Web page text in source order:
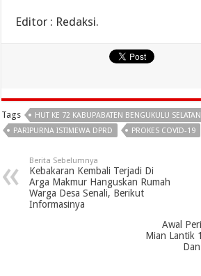
Editor : Redaksi.
Tags
HUT KE 72 KABUPABATEN BENGUKULU SELATAN
PARIPURNA ISTIMEWA DPRD
PROKES COVID-19
Berita Sebelumnya
Kebakaran Kembali Terjadi Di
Arga Makmur Hanguskan Rumah
Warga Desa Senali, Berikut
Informasinya
Awal
Mian Lantik